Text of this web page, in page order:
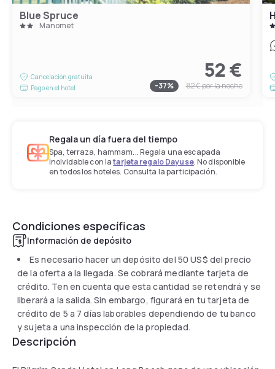
Blue Spruce
Manomet
Cancelación gratuita
Pago en el hotel
52 €
-37% 82 €por la noche
Regala un día fuera del tiempo
Spa, terraza, hammam... Regala una escapada
inolvidable con latarjeta regalo Dayuse. No disponible
en todos los hoteles. Consulta la participación.
Condiciones específicas
Información de depósito
Es necesario hacer un depósito del 50 US$ del precio
de la oferta a la llegada. Se cobrará mediante tarjeta de
crédito. Ten en cuenta que esta cantidad se retendrá y se
liberará a la salida. Sin embargo, figurará en tu tarjeta de
crédito de 5 a 7 días laborables dependiendo de tu banco
y sujeta a una inspección de la propiedad.
Descripción